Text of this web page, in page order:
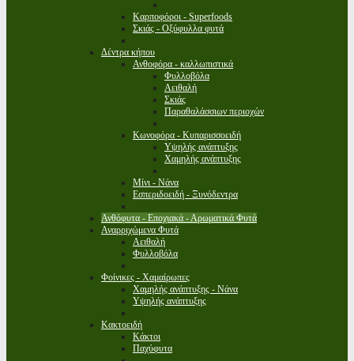
Καρποφόροι - Superfoods
Σκιάς - Οξύφυλλα φυτά
Δέντρα κήπου
Ανθοφόρα - καλλωπιστικά
Φυλλοβόλα
Αειθαλή
Σκιάς
Παραθαλάσσιων περιοχών
Κωνοφόρα - Κυπαρισσοειδή
Υψηλής ανάπτυξης
Χαμηλής ανάπτυξης
Μίνι - Νάνα
Εσπεριδοειδή - Ξυνόδεντρα
Ανθόφυτα - Εποχιακά - Αρωματικά Φυτά
Αναρριχώμενα Φυτά
Αειθαλή
Φυλλοβόλα
Φοίνικες - Χαμαίρωπες
Χαμηλής ανάπτυξης - Νάνα
Υψηλής ανάπτυξης
Κακτοειδή
Κάκτοι
Παχύφυτα